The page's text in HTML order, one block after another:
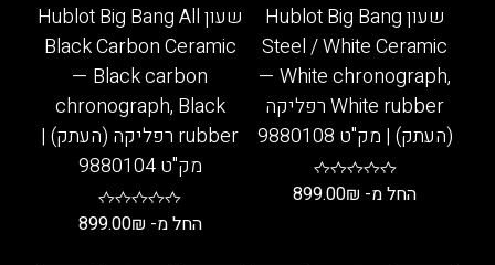
שעון Hublot Big Bang
Steel / White Ceramic
— White chronograph,
White rubber רפליקה
(העתק) | מק"ט 9880108
החל מ- 899.00₪
שעון Hublot Big Bang All
Black Carbon Ceramic
— Black carbon
chronograph, Black
rubber רפליקה (העתק) |
מק"ט 9880104
החל מ- 899.00₪